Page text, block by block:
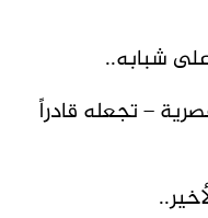
شبابه..
– تجعله قادراً